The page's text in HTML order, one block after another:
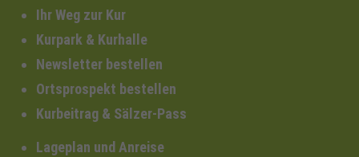
Ihr Weg zur Kur
Kurpark & Kurhalle
Newsletter bestellen
Ortsprospekt bestellen
Kurbeitrag & Sälzer-Pass
Lageplan und Anreise